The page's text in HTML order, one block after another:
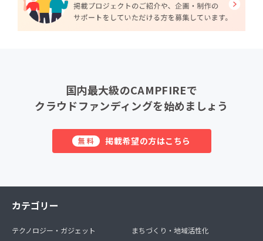
国内最大級のCAMPFIREで
クラウドファンディングを始めましょう
無料 掲載希望の方はこちら
カテゴリー
テクノロジー・ガジェット
まちづくり・地域活性化